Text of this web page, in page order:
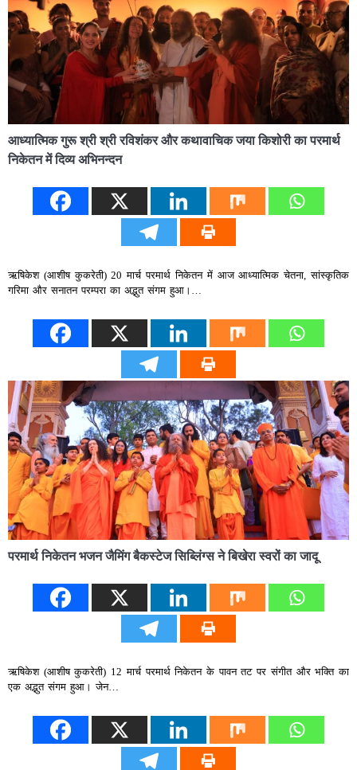
आध्यात्मिक गुरू श्री श्री रविशंकर और कथावाचिक जया किशोरी का परमार्थ
निकेतन में दिव्य अभिनन्दन
ऋषिकेश (आशीष कुकरेती) 20 मार्च परमार्थ निकेतन में आज आध्यात्मिक चेतना, सांस्कृतिक
गरिमा और सनातन परम्परा का अद्भुत संगम हुआ।…
परमार्थ निकेतन भजन जैमिंग बैकस्टेज सिब्लिंग्स ने बिखेरा स्वरों का जादू
ऋषिकेश (आशीष कुकरेती) 12 मार्च परमार्थ निकेतन के पावन तट पर संगीत और भक्ति का
एक अद्भुत संगम हुआ। जेन…